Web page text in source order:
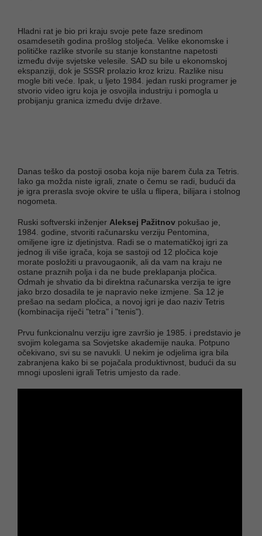
Hladni rat je bio pri kraju svoje pete faze sredinom
osamdesetih godina prošlog stoljeća. Velike ekonomske i
političke razlike stvorile su stanje konstantne napetosti
između dvije svjetske velesile. SAD su bile u ekonomskoj
ekspanziji, dok je SSSR prolazio kroz krizu. Razlike nisu
mogle biti veće. Ipak, u ljeto 1984. jedan ruski programer je
stvorio video igru koja je osvojila industriju i pomogla u
probijanju granica između dvije države.
Danas teško da postoji osoba koja nije barem čula za Tetris.
Iako ga možda niste igrali, znate o čemu se radi, budući da
je igra prerasla svoje okvire te ušla u flipera, bilijara i stolnog
nogometa.
Ruski softverski inženjer Aleksej Pažitnov pokušao je,
1984. godine, stvoriti računarsku verziju Pentomina,
omiljene igre iz djetinjstva. Radi se o matematičkoj igri za
jednog ili više igrača, koja se sastoji od 12 pločica koje
morate posložiti u pravougaonik, ali da vam na kraju ne
ostane praznih polja i da ne bude preklapanja pločica.
Odmah je shvatio da bi direktna računarska verzija te igre
jako brzo dosadila te je napravio neke izmjene. Sa 12 je
prešao na sedam pločica, a novoj igri je dao naziv Tetris
(kombinacija riječi "tetra" i "tenis").
Prvu funkcionalnu verziju igre završio je 1985. i predstavio je
svojim kolegama sa Sovjetske akademije nauka. Potpuno
očekivano, svi su se navukli. U nekim je odjelima igra bila
zabranjena kako bi se pojačala produktivnost, budući da su
mnogi uposleni igrali Tetris umjesto da rade.